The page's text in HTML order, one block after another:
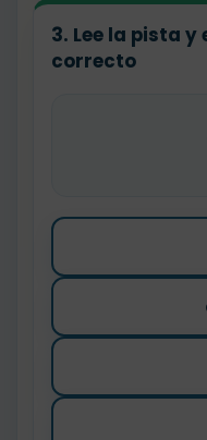
3. Lee la pista
correcto